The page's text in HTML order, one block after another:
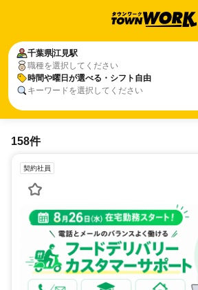
千葉県江見駅
職種を選択してください
時間や曜日が選べる・シフト自由
キーワードを選択してください
158件
契約社員